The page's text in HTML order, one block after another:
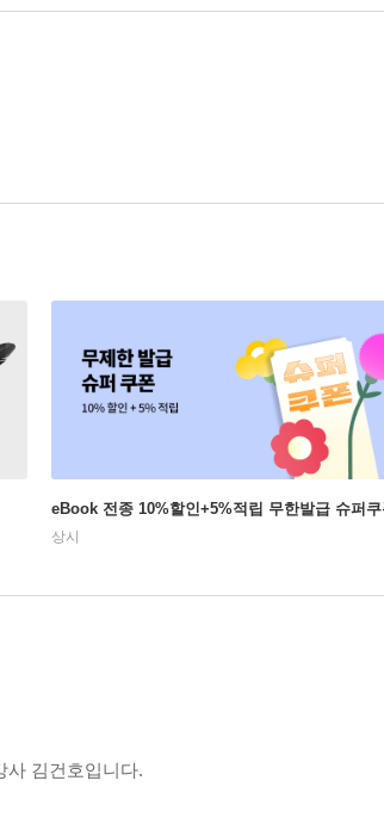
eBook 전종 10%할인+5%적립 무한발급 슈퍼
상시
사 김건호입니다.